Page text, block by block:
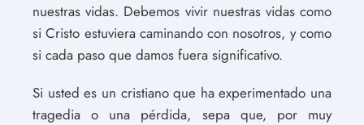
nuestras vidas. Debemos vivir nuestras vidas como
si Cristo estuviera caminando con nosotros, y como
si cada paso que damos fuera significativo.
Si usted es un cristiano que ha experimentado una
tragedia o una pérdida, sepa que, por muy